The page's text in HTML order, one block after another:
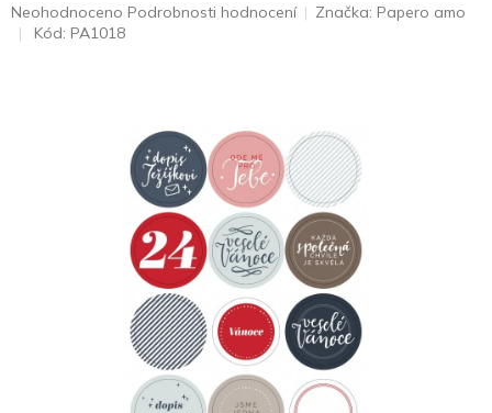
Průměrné
hodnocení
Neohodnoceno Podrobnosti hodnocení Značka: Papero amo
Kód: PA1018